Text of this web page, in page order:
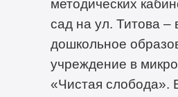
методических
сад на ул. Титова –
дошкольное
учреждение в
«Чистая слобода».